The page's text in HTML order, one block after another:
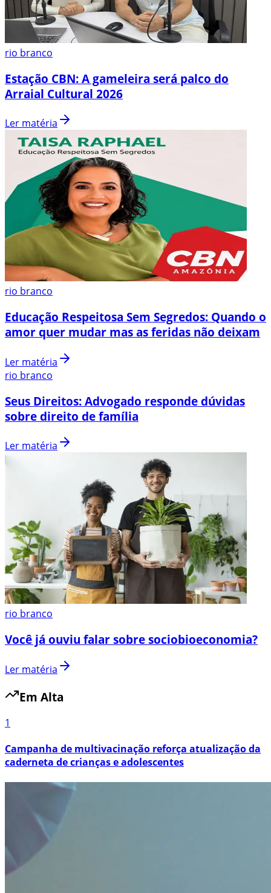
rio branco
Estação CBN: A gameleira será palco do
Arraial Cultural 2026
Ler matéria
rio branco
Educação Respeitosa Sem Segredos: Quando o
amor quer mudar mas as feridas não deixam
Ler matéria
rio branco
Seus Direitos: Advogado responde dúvidas
sobre direito de família
Ler matéria
rio branco
Você já ouviu falar sobre sociobioeconomia?
Ler matéria
Em Alta
1
Campanha de multivacinação reforça atualização da
caderneta de crianças e adolescentes